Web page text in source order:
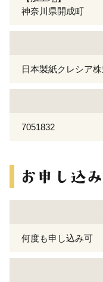
神奈川県開成町
日本製紙クレシア
7051832
何度も申し込み可